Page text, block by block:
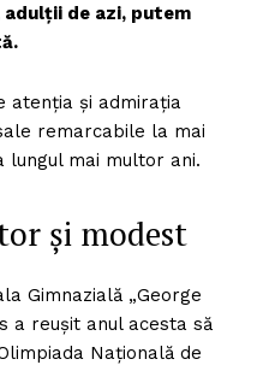
de azi, putem
atenția și admirația
remarcabile la mai
lungul mai multor ani.
și modest
Gimnazială „George
a reușit anul acesta să
Națională de